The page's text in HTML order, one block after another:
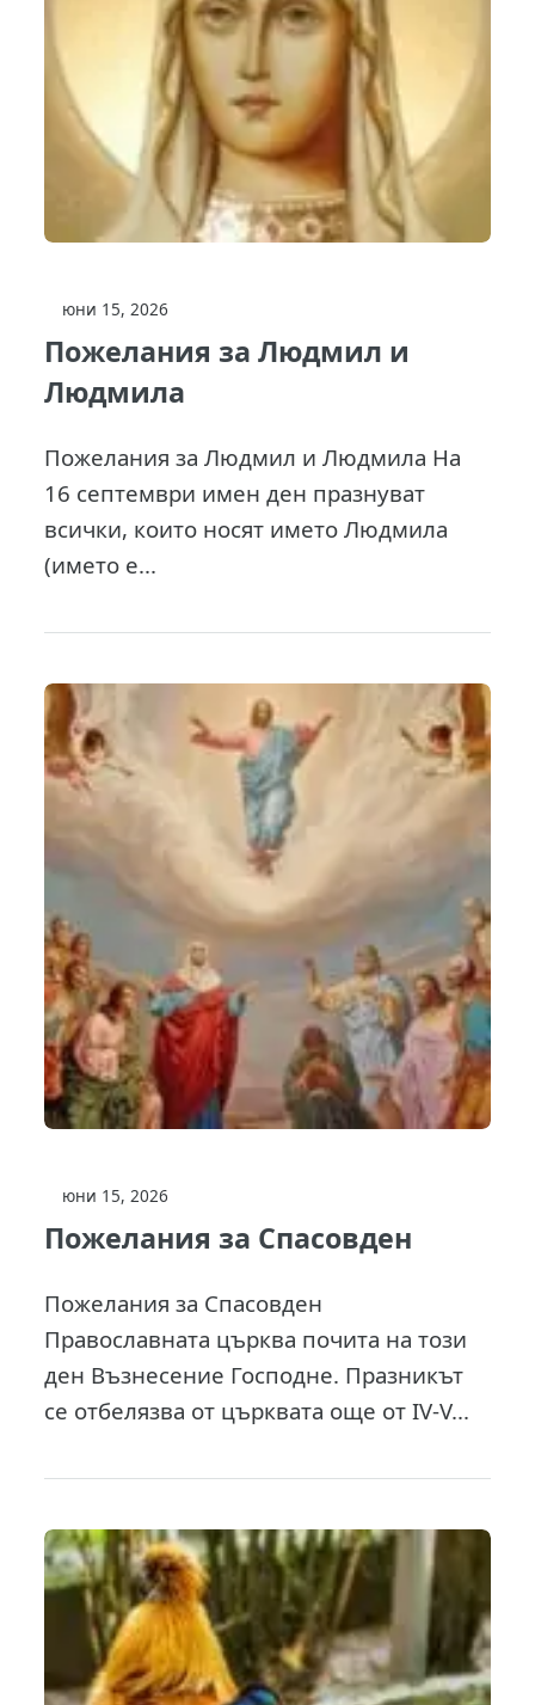
юни 15, 2026
Пожелания за Людмил и
Людмила
Пожелания за Людмил и Людмила На
16 септември имен ден празнуват
всички, които носят името Людмила
(името е...
юни 15, 2026
Пожелания за Спасовден
Пожелания за Спасовден
Православната църква почита на този
ден Възнесение Господне. Празникът
се отбелязва от църквата още от IV-V...